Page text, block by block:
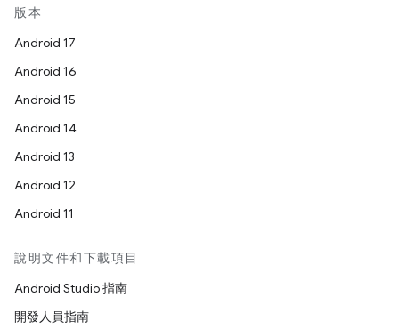
版本
Android 17
Android 16
Android 15
Android 14
Android 13
Android 12
Android 11
說明文件和下載項目
Android Studio 指南
開發人員指南